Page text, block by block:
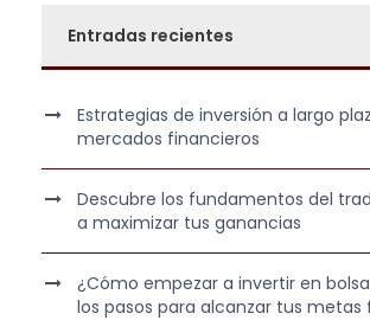
Entradas recientes
Estrategias de inversión a largo
mercados financieros
Descubre los fundamentos del
a maximizar tus ganancias
¿Cómo empezar a invertir en
los pasos para alcanzar tus metas